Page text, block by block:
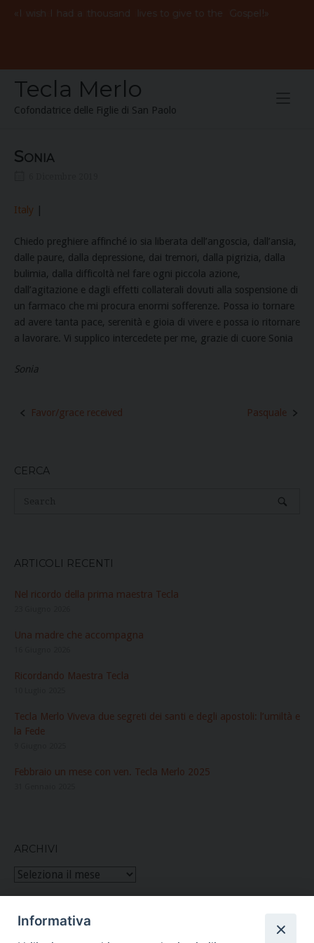
«IVorrei
wish
avereI had
millea
vitethousand
per lives to give to the Gospel
Vangelo
!»
Tecla Merlo
Cofondatrice delle Figlie di San Paolo
Sonia
Italy
Chiedo preghiere affinché io sia liberata dell’angoscia, dall’ansia,
dalle paure, dalla depressione, dai tremori, dalla pigrizia, dalla
bulimia, dalla difficoltà nel fare ogni piccola azione,
dall’agitazione e dagli effetti collaterali dovuti alla sospensione di
un farmaco che mi procura enormi sofferenze. Possa io tornare
ad avere tanta pace, serenità e gioia di vivere e possa io ritornare
a lavorare. Vi supplico intercedete per me, grazie di cuore Sonia
Sonia
Post
Favor/grace received Pasquale
CERCA
ARTICOLI RECENTI
Nel ricordo della prima maestra Tecla
Una madre che accompagna
Ricordando Maestra Tecla
Tecla Merlo Viveva due segreti dei santi e degli apostoli: l’umiltà e
la Fede
Febbraio un mese con ven. Tecla Merlo 2025
ARCHIVI
Archivi
Informativa